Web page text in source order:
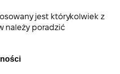
jest którykolwiek z
należy poradzić